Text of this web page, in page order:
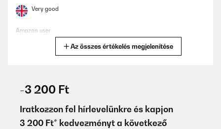
Very good
Amazon user
Amazon-Benutzer
Az összes értékelés megjelenítése
-3 200 Ft
Iratkozzon fel hírlevelünkre és kapjon
3 200 Ft* kedvezményt a következő